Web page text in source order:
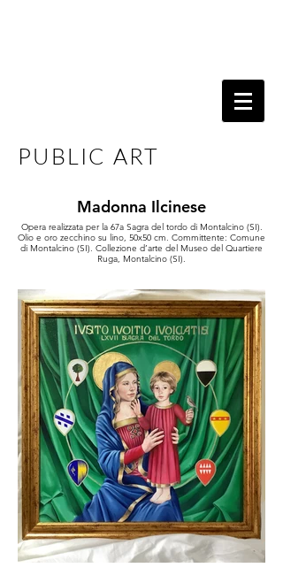
PUBLIC ART
Madonna Ilcinese
Opera realizzata per la 67a Sagra del tordo di Montalcino (SI).
Olio e oro zecchino su lino, 50x50 cm. Committente: Comune
di Montalcino (SI). Collezione d’arte del Museo del Quartiere
Ruga, Montalcino (SI).